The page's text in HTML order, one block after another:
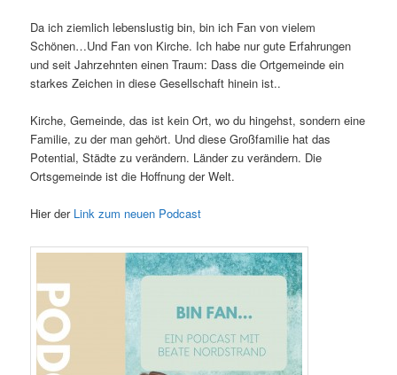
Da ich ziemlich lebenslustig bin, bin ich Fan von vielem
Schönen…Und Fan von Kirche. Ich habe nur gute Erfahrungen
und seit Jahrzehnten einen Traum: Dass die Ortgemeinde ein
starkes Zeichen in diese Gesellschaft hinein ist..
Kirche, Gemeinde, das ist kein Ort, wo du hingehst, sondern eine
Familie, zu der man gehört. Und diese Großfamilie hat das
Potential, Städte zu verändern. Länder zu verändern. Die
Ortsgemeinde ist die Hoffnung der Welt.
Hier der Link zum neuen Podcast